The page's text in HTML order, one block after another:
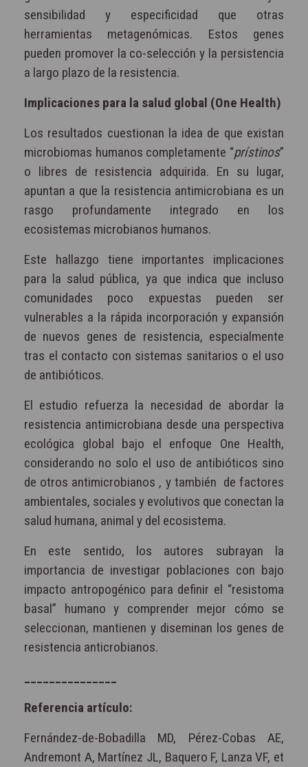
sensibilidad y especificidad que otras
herramientas metagenómicas. Estos genes
pueden promover la co-selección y la persistencia
a largo plazo de la resistencia.
Implicaciones para la salud global (One Health)
Los resultados cuestionan la idea de que existan
microbiomas humanos completamente “prístinos”
o libres de resistencia adquirida. En su lugar,
apuntan a que la resistencia antimicrobiana es un
rasgo profundamente integrado en los
ecosistemas microbianos humanos.
Este hallazgo tiene importantes implicaciones
para la salud pública, ya que indica que incluso
comunidades poco expuestas pueden ser
vulnerables a la rápida incorporación y expansión
de nuevos genes de resistencia, especialmente
tras el contacto con sistemas sanitarios o el uso
de antibióticos.
El estudio refuerza la necesidad de abordar la
resistencia antimicrobiana desde una perspectiva
ecológica global bajo el enfoque One Health,
considerando no solo el uso de antibióticos sino
de otros antimicrobianos , y también de factores
ambientales, sociales y evolutivos que conectan la
salud humana, animal y del ecosistema.
En este sentido, los autores subrayan la
importancia de investigar poblaciones con bajo
impacto antropogénico para definir el “resistoma
basal” humano y comprender mejor cómo se
seleccionan, mantienen y diseminan los genes de
resistencia anticrobianos.
Referencia artículo:
Fernández-de-Bobadilla MD, Pérez-Cobas AE,
Andremont A, Martínez JL, Baquero F, Lanza VF, et